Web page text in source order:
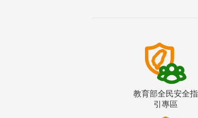
教育部全民安全指
引專區